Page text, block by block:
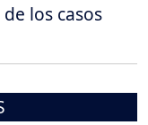
los casos